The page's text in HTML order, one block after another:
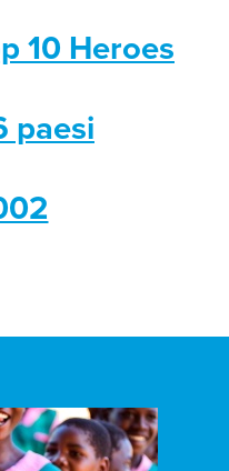
10 Heroes
paesi